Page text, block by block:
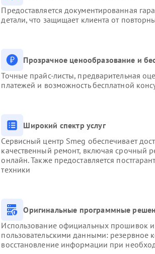
Предоставляется документированная
детали, что защищает клиента от
Прозрачное ценообразование и
Точные прайс-листы, предварительная
платежей и возможность бесплатной
Широкий спектр услуг
Сервисный центр Smeg обеспечивает
качественный ремонт, включая срочный
онлайн. Также предоставляется
техники
Оригинальные программные
Использование официальных прошивок и
пользовательскими данными: резервное
восстановление информации при